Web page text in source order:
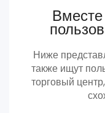
Ниже
также ищут
торговый